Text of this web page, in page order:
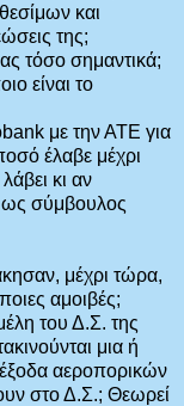
και
της;
τόσο σημαντικά;
είναι το
με την ΑΤΕ για
έλαβε μέχρι
κι αν
ως σύμβουλος
μέχρι τώρα,
αμοιβές;
του Δ.Σ. της
μια ή
αεροπορικών
στο Δ.Σ.; Θεωρεί